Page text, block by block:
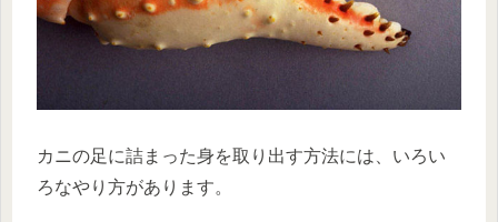
カニの足に詰まった身を取り出す方法には、いろい
ろなやり方があります。